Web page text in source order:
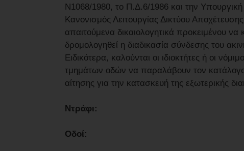
Ν1068/1980, το Π.Δ.6/1986 και την
Κανονισμός Λειτουργίας Δικτύου
απαιτούμενα δικαιολογητικά προκειμένου
δρομολογηθεί η διαδικασία σύνδεσης του
Ειδικότερα, καλούνται οι ιδιοκτήτες ή οι
τμημάτων οδών να παραλάβουν τον κατάλογο
αίτησης για την κατασκευή της εξωτερικής
Ντράφι:
Οδοί: